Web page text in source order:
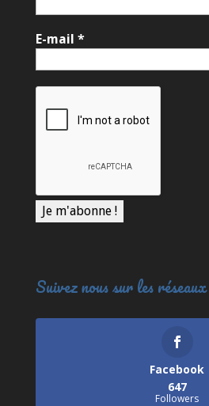
E-mail *
Suivez nous sur les
Facebook
647
Followers